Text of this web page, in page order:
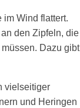
Wind flattert.
den Zipfeln, die
Dazu gibt
vielseitiger
und Heringen